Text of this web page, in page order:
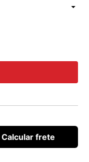
Total: R$ 15,65
Calcular frete